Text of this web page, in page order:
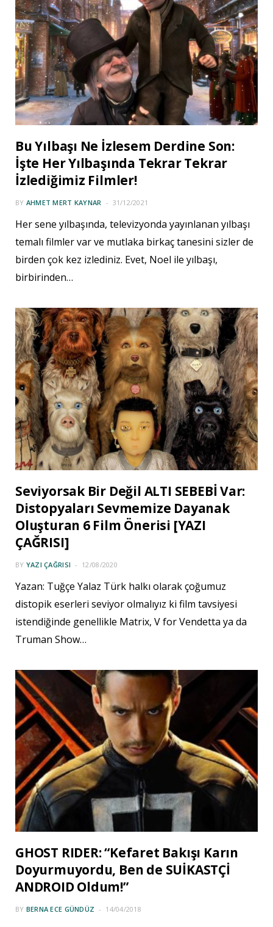
Bu Yılbaşı Ne İzlesem Derdine Son:
İşte Her Yılbaşında Tekrar Tekrar
İzlediğimiz Filmler!
BY AHMET MERT KAYNAR 31/12/2021
Her sene yılbaşında, televizyonda yayınlanan yılbaşı
temalı filmler var ve mutlaka birkaç tanesini sizler de
birden çok kez izlediniz. Evet, Noel ile yılbaşı,
birbirinden…
Seviyorsak Bir Değil ALTI SEBEBİ Var:
Distopyaları Sevmemize Dayanak
Oluşturan 6 Film Önerisi [YAZI
ÇAĞRISI]
BY YAZI ÇAĞRISI 12/08/2020
Yazan: Tuğçe Yalaz Türk halkı olarak çoğumuz
distopik eserleri seviyor olmalıyız ki film tavsiyesi
istendiğinde genellikle Matrix, V for Vendetta ya da
Truman Show…
GHOST RIDER: “Kefaret Bakışı Karın
Doyurmuyordu, Ben de SUİKASTÇİ
ANDROID Oldum!”
BY BERNA ECE GÜNDÜZ 14/04/2018